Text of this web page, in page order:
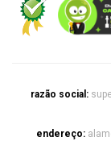
razão social:
endereço: